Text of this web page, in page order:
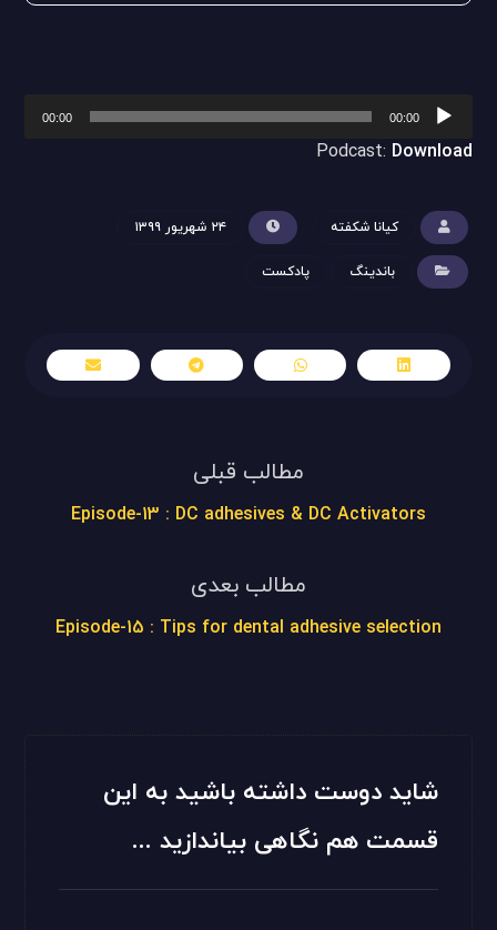
پخش‌کننده00:00
00:00
Podcast: Download
کیانا شکفته ۲۴ شهریور ۱۳۹۹
باندینگ پادکست
مطالب قبلی
Episode-13 : DC adhesives & DC Activators
مطالب بعدی
Episode-15 : Tips for dental adhesive selection
شاید دوست داشته باشید به این
قسمت هم نگاهی بیاندازید ...